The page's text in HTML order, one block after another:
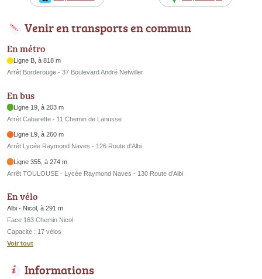
Venir en transports en commun
En métro
Ligne B, à 818 m
Arrêt Borderouge - 37 Boulevard André Netwiller
En bus
Ligne 19, à 203 m
Arrêt Cabarette - 11 Chemin de Lanusse
Ligne L9, à 260 m
Arrêt Lycée Raymond Naves - 126 Route d'Albi
Ligne 355, à 274 m
Arrêt TOULOUSE - Lycée Raymond Naves - 130 Route d'Albi
En vélo
Albi - Nicol, à 291 m
Face 163 Chemin Nicol
Capacité : 17 vélos
Voir tout
Informations